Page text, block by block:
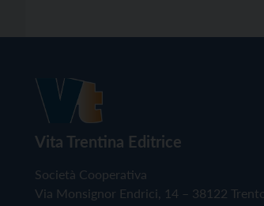
Vita Trentina Editrice
Società Cooperativa
Via Monsignor Endrici, 14 – 38122